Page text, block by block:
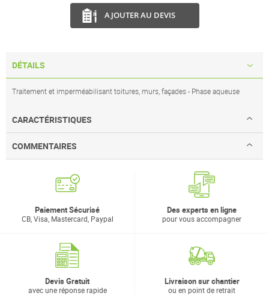
AJOUTER AU DEVIS
DÉTAILS
Traitement et imperméabilisant toitures, murs, façades - Phase aqueuse
CARACTÉRISTIQUES
COMMENTAIRES
Paiement Sécurisé
CB, Visa, Mastercard, Paypal
Des experts en ligne
pour vous accompagner
Devis Gratuit
avec une réponse rapide
Livraison sur chantier
ou en point de retrait